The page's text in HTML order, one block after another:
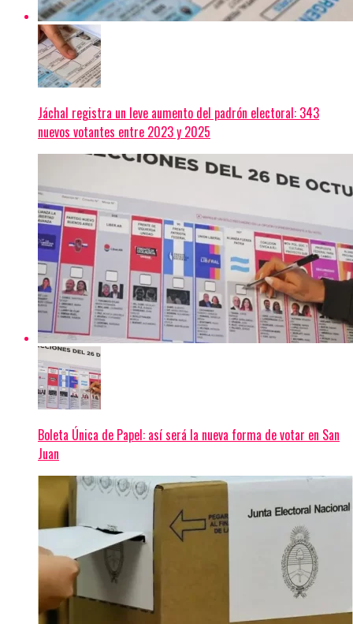
Jáchal registra un leve aumento del padrón electoral: 343
nuevos votantes entre 2023 y 2025
Boleta Única de Papel: así será la nueva forma de votar en San
Juan